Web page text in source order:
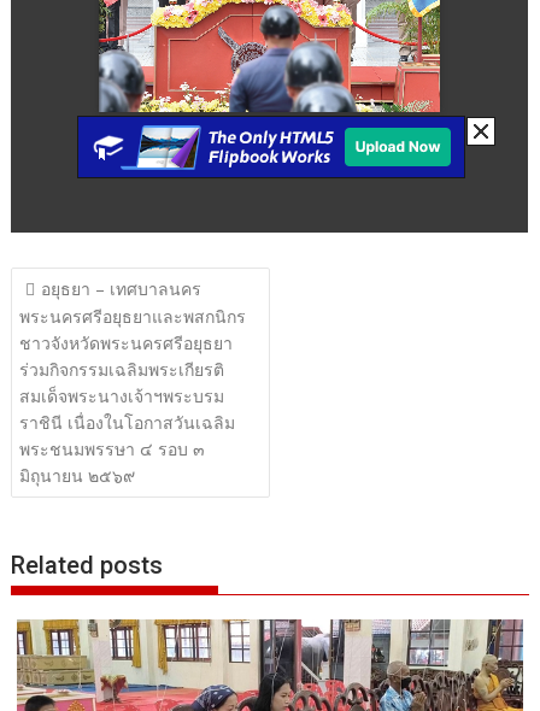
แนะแนว
เรื่อง
อยุธยา – เทศบาลนคร
พระนครศรีอยุธยาและพสกนิกร
ชาวจังหวัดพระนครศรีอยุธยา
ร่วมกิจกรรมเฉลิมพระเกียรติ
สมเด็จพระนางเจ้าฯพระบรม
ราชินี เนื่องในโอกาสวันเฉลิม
พระชนมพรรษา ๔ รอบ ๓
มิถุนายน ๒๕๖๙
Related posts